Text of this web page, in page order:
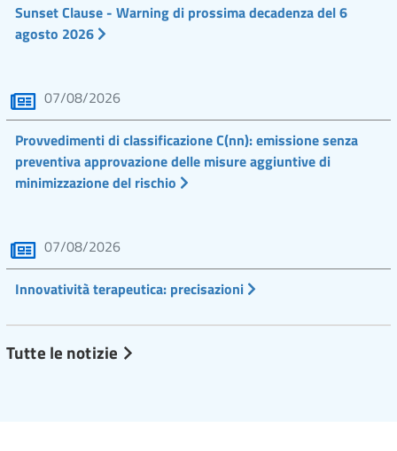
Sunset Clause - Warning di prossima decadenza del 6
agosto 2026
07/08/2026
Provvedimenti di classificazione C(nn): emissione senza
preventiva approvazione delle misure aggiuntive di
minimizzazione del rischio
07/08/2026
Innovatività terapeutica: precisazioni
Tutte le notizie